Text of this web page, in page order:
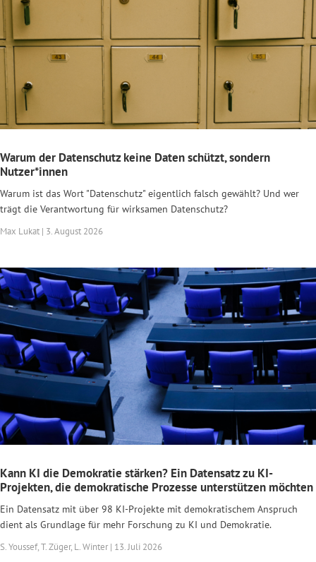
Warum der Datenschutz keine Daten schützt, sondern
Nutzer*innen
Warum ist das Wort "Datenschutz" eigentlich falsch gewählt? Und wer
trägt die Verantwortung für wirksamen Datenschutz?
Max Lukat | 3. August 2026
Kann KI die Demokratie stärken? Ein Datensatz zu KI-
Projekten, die demokratische Prozesse unterstützen möchten
Ein Datensatz mit über 98 KI-Projekte mit demokratischem Anspruch
dient als Grundlage für mehr Forschung zu KI und Demokratie.
S. Youssef, T. Züger, L. Winter | 13. Juli 2026